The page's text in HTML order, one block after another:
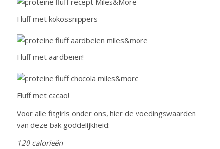
Fluff met kokossnippers
Fluff met aardbeien!
Fluff met cacao!
Voor alle fitgirls onder ons, hier de voedingswaarden
van deze bak goddelijkheid:
120 calorieën